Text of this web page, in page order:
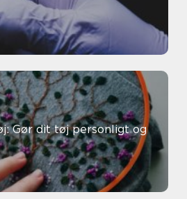
Gør dit tøj personligt og